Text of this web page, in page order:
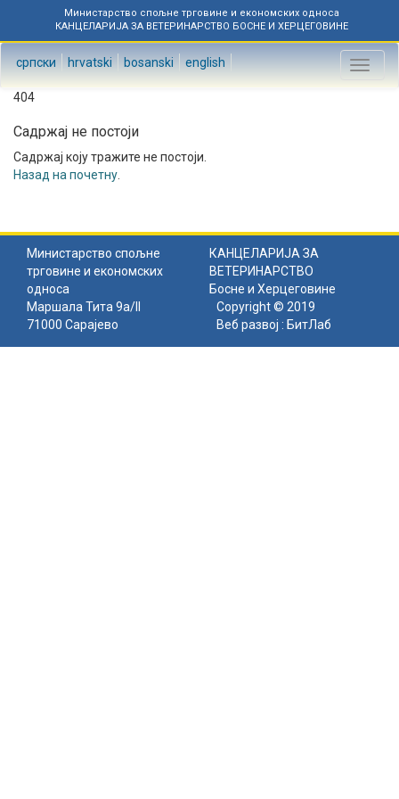
Министарство спољне трговине и економских односа
КАНЦЕЛАРИЈА ЗА ВЕТЕРИНАРСТВО БОСНЕ И ХЕРЦЕГОВИНЕ
српски hrvatski bosanski english
Toggle
404
Садржај не постоји
Садржај коју тражите не постоји.
Назад на почетну
Министарство спољне
трговине и економских
односа
КАНЦЕЛАРИЈА ЗА
ВЕТЕРИНАРСТВО
Босне и Херцеговине
Маршала Тита 9а/II
71000 Сарајево
Copyright © 2019
Веб развој : БитЛаб